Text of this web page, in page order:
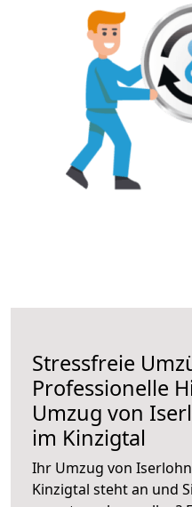
Stressfreie
Professionelle
Umzug von
im Kinzigtal
Ihr Umzug von
Kinzigtal steht an und